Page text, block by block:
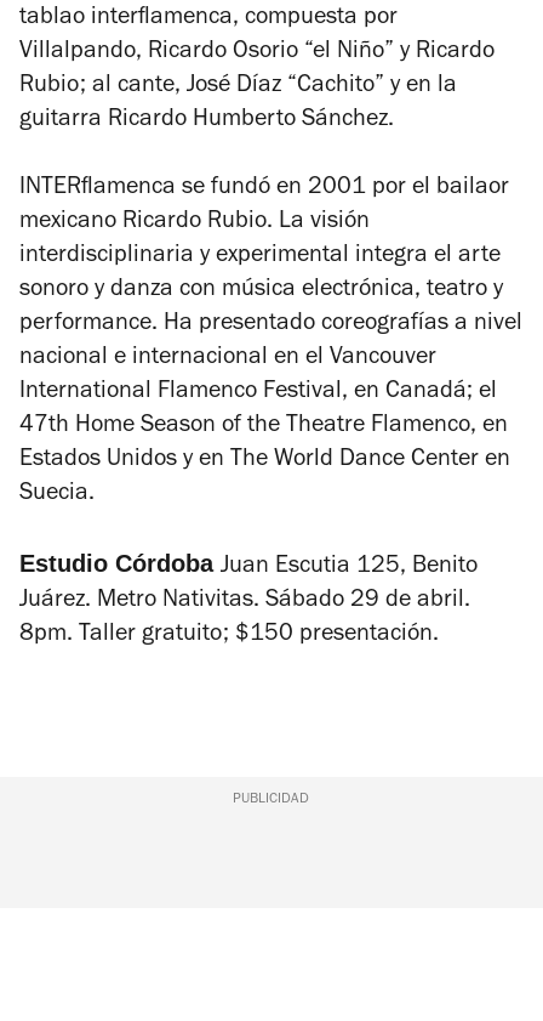
tablao interflamenca, compuesta por
Villalpando, Ricardo Osorio “el Niño” y Ricardo
Rubio; al cante, José Díaz “Cachito” y en la
guitarra Ricardo Humberto Sánchez.
INTERflamenca se fundó en 2001 por el bailaor
mexicano Ricardo Rubio. La visión
interdisciplinaria y experimental integra el arte
sonoro y danza con música electrónica, teatro y
performance. Ha presentado coreografías a nivel
nacional e internacional en el Vancouver
International Flamenco Festival, en Canadá; el
47th Home Season of the Theatre Flamenco, en
Estados Unidos y en The World Dance Center en
Suecia.
Estudio Córdoba Juan Escutia 125, Benito
Juárez. Metro Nativitas. Sábado 29 de abril.
8pm. Taller gratuito; $150 presentación.
PUBLICIDAD